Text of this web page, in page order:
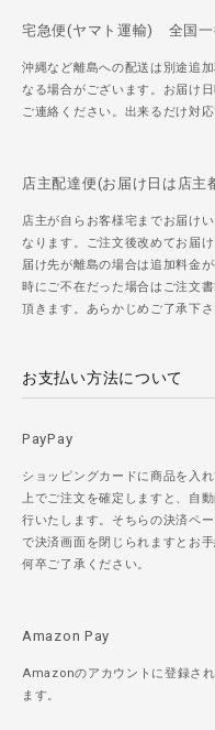
宅急便(ヤマト運輸) 全国一
沖縄など離島への配送は別途追
なる場合がございます。お届け
ご連絡ください。出来るだけ対
店主配達便(お届け日は店主
店主が自らお客様宅までお届け
なります。ご注文後改めてお届
届け先が離島の場合は追加料金
時にご不在だった場合はご注文
頂きます。あらかじめご了承下さ
お支払い方法について
PayPay
ショッピングカードに商品を入
上でご注文を確定しますと、自
行いたします。そちらの決済ペ
で決済画面を閉じられますとお
何卒ご了承ください。
Amazon Pay
Amazonのアカウントに登録さ
ます。